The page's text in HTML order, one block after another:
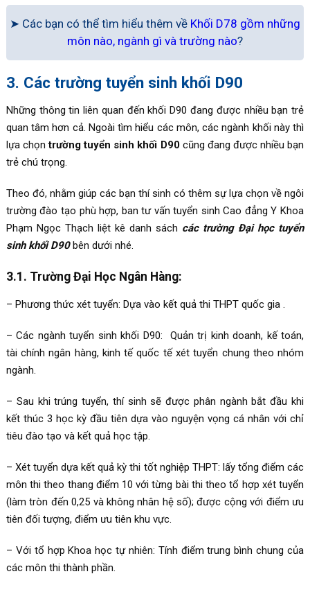
➤ Các bạn có thể tìm hiểu thêm về Khối D78 gồm những
môn nào, ngành gì và trường nào?
3. Các trường tuyển sinh khối D90
Những thông tin liên quan đến khối D90 đang được nhiều bạn trẻ
quan tâm hơn cả. Ngoài tìm hiểu các môn, các ngành khối này thì
lựa chọntrường tuyển sinh khối D90cũng đang được nhiều bạn
trẻ chú trọng.
Theo đó, nhằm giúp các bạn thí sinh có thêm sự lựa chọn về ngôi
trường đào tạo phù hợp, ban tư vấn tuyển sinh Cao đẳng Y Khoa
Phạm Ngọc Thạch liệt kê danh sách các trường Đại học tuyển
sinh khối D90bên dưới nhé.
3.1. Trường Đại Học Ngân Hàng:
– Phương thức xét tuyển: Dựa vào kết quả thi THPT quốc gia .
– Các ngành tuyển sinh khối D90: Quản trị kinh doanh, kế toán,
tài chính ngân hàng, kinh tế quốc tế xét tuyển chung theo nhóm
ngành.
– Sau khi trúng tuyển, thí sinh sẽ được phân ngành bắt đầu khi
kết thúc 3 học kỳ đầu tiên dựa vào nguyện vọng cá nhân với chỉ
tiêu đào tạo và kết quả học tập.
– Xét tuyển dựa kết quả kỳ thi tốt nghiệp THPT: lấy tổng điểm các
môn thi theo thang điểm 10 với từng bài thi theo tổ hợp xét tuyển
(làm tròn đến 0,25 và không nhân hệ số); được cộng với điểm ưu
tiên đối tượng, điểm ưu tiên khu vực.
– Với tổ hợp Khoa học tự nhiên: Tính điểm trung bình chung của
các môn thi thành phần.